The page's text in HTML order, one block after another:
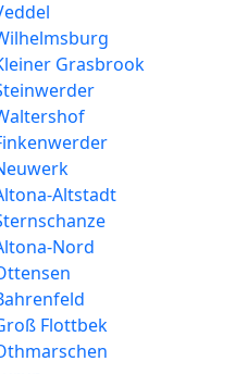
Grasbrook
Altstadt
Nord
Flottbek